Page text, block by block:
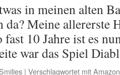
in meinen alten
Meine allererste
10 Jahre ist es
war das Spiel
| Verschlagwortet mit